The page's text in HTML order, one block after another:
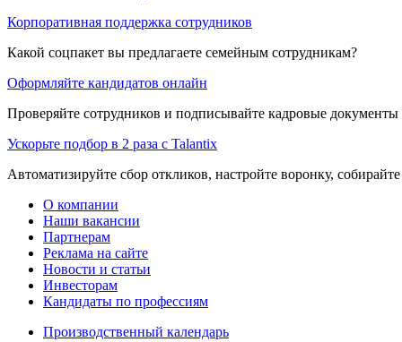
Корпоративная поддержка сотрудников
Какой соцпакет вы предлагаете семейным сотрудникам?
Оформляйте кандидатов онлайн
Проверяйте сотрудников и подписывайте кадровые
Ускорьте подбор в 2 раза с Talantix
Автоматизируйте сбор откликов, настройте воронку,
О компании
Наши вакансии
Партнерам
Реклама на сайте
Новости и статьи
Инвесторам
Кандидаты по профессиям
Производственный календарь